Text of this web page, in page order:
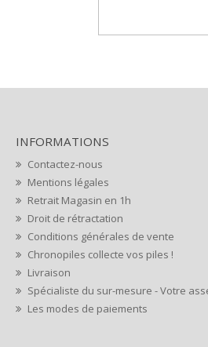
INFORMATIONS
Contactez-nous
Mentions légales
Retrait Magasin en 1h
Droit de rétractation
Conditions générales de vente
Chronopiles collecte vos piles !
Livraison
Spécialiste du sur-mesure - Votre
Les modes de paiements